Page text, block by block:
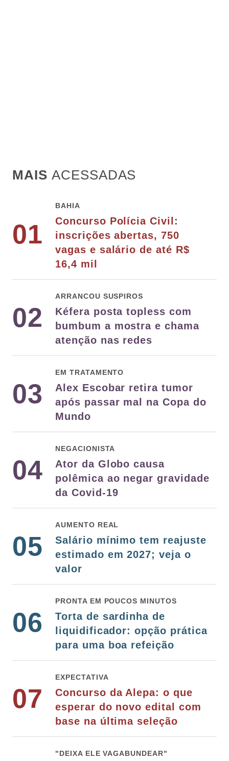
MAIS ACESSADAS
01
BAHIA
Concurso Polícia Civil:
inscrições abertas, 750
vagas e salário de até R$
16,4 mil
02
ARRANCOU SUSPIROS
Kéfera posta topless com
bumbum a mostra e chama
atenção nas redes
03
EM TRATAMENTO
Alex Escobar retira tumor
após passar mal na Copa do
Mundo
04
NEGACIONISTA
Ator da Globo causa
polêmica ao negar gravidade
da Covid-19
05
AUMENTO REAL
Salário mínimo tem reajuste
estimado em 2027; veja o
valor
06
PRONTA EM POUCOS MINUTOS
Torta de sardinha de
liquidificador: opção prática
para uma boa refeição
07
EXPECTATIVA
Concurso da Alepa: o que
esperar do novo edital com
base na última seleção
"DEIXA ELE VAGABUNDEAR"